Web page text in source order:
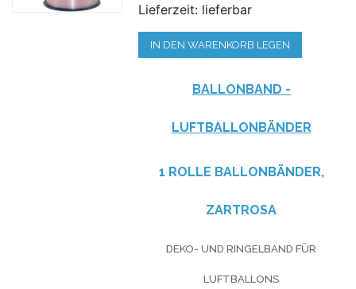
Lieferzeit: lieferbar
IN DEN WARENKORB LEGEN
BALLONBAND -
LUFTBALLONBÄNDER
1 ROLLE BALLONBÄNDER,
ZARTROSA
DEKO- UND RINGELBAND FÜR
LUFTBALLONS